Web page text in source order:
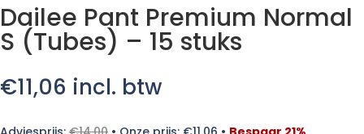
Dailee Pant Premium Normal
S (Tubes) – 15 stuks
€11,06 incl. btw